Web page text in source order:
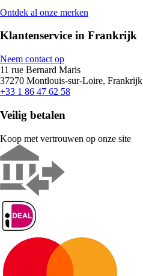
Ontdek al onze merken
Klantenservice in Frankrijk
Neem contact op
11 rue Bernard Maris
37270 Montlouis-sur-Loire, Frankrijk
+33 1 86 47 62 58
Veilig betalen
Koop met vertrouwen op onze site